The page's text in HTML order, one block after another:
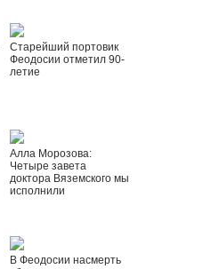
Старейший портовик
Феодосии отметил 90-
летие
Алла Морозова:
Четыре завета
доктора Вяземского мы
исполнили
В Феодосии насмерть